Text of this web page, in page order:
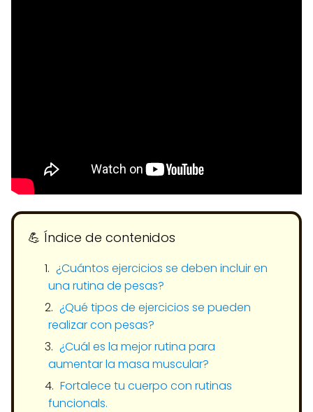
💪​ Índice de contenidos
¿Cuántos ejercicios se deben incluir en
una rutina de pesas?
¿Qué tipos de ejercicios se pueden
realizar con pesas?
¿Cuál es la mejor rutina para
aumentar la masa muscular?
Fortalece tu cuerpo con rutinas
funcionals.